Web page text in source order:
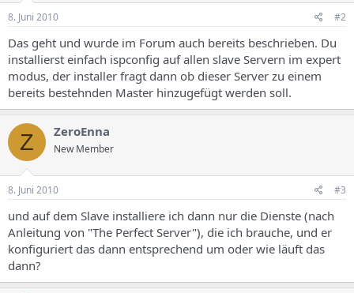
8. Juni 2010 #2
Das geht und wurde im Forum auch bereits beschrieben. Du
installierst einfach ispconfig auf allen slave Servern im expert
modus, der installer fragt dann ob dieser Server zu einem
bereits bestehnden Master hinzugefügt werden soll.
Z ZeroEnna
New Member
8. Juni 2010 #3
und auf dem Slave installiere ich dann nur die Dienste (nach
Anleitung von "The Perfect Server"), die ich brauche, und er
konfiguriert das dann entsprechend um oder wie läuft das
dann?